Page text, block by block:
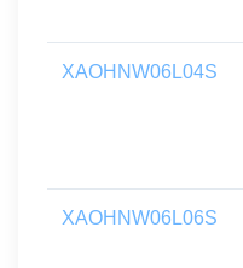
XAOHNW06L04S
XAOHNW06L06S